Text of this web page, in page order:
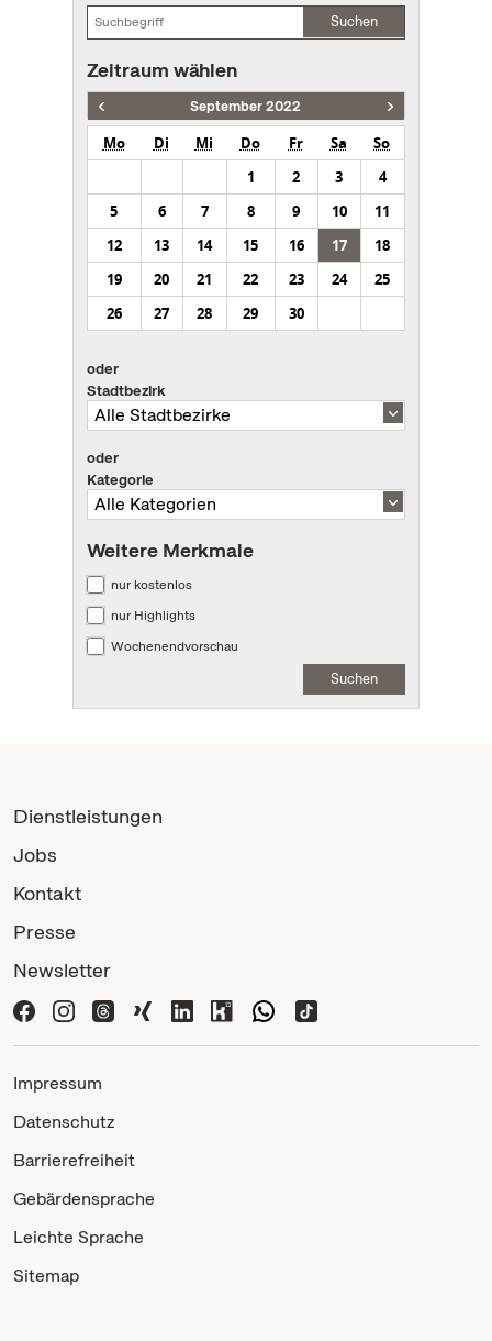
Suchen
Zeitraum wählen
September 2022
Mo Di Mi Do Fr Sa
So
1
2 3
4
5
6 7 8 9 10
11
12
13 14 15 16 17
18
19
20 21 22 23 24
25
26
27 28 29 30
oder
Stadtbezirk
oder
Kategorie
Weitere Merkmale
nur kostenlos
nur Highlights
Wochenendvorschau
Suchen
Dienstleistungen
Jobs
Kontakt
Presse
Newsletter
Impressum
Datenschutz
Barrierefreiheit
Gebärdensprache
Leichte Sprache
Sitemap